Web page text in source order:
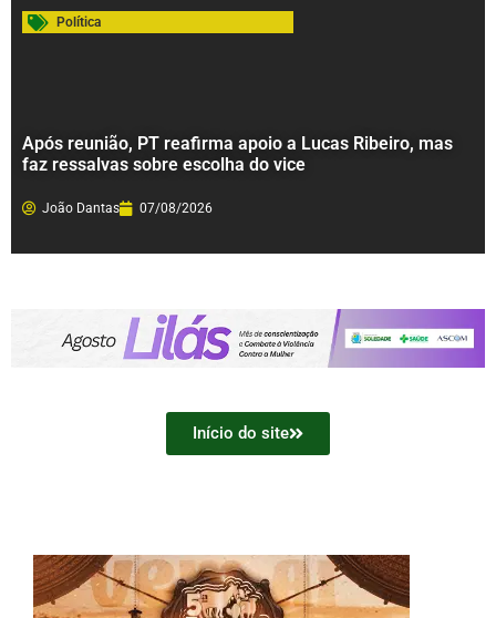
Política
Após reunião, PT reafirma apoio a Lucas Ribeiro, mas
faz ressalvas sobre escolha do vice
João Dantas 07/08/2026
Início do site